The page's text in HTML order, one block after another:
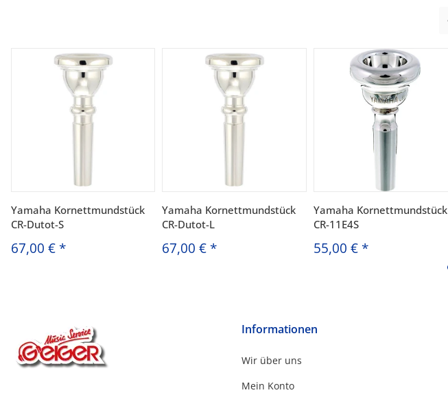
Yamaha Kornettmundstück
CR-Dutot-S
67,00 € *
Yamaha Kornettmundstück
CR-Dutot-L
67,00 € *
Yamaha Kornettmundstück
CR-11E4S
55,00 € *
Informationen
Wir über uns
Mein Konto